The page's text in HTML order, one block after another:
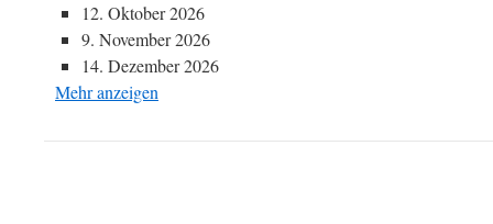
12. Oktober 2026
9. November 2026
14. Dezember 2026
Mehr anzeigen